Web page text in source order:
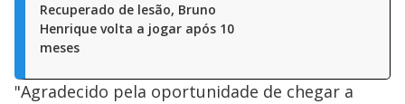
Recuperado de lesão, Bruno
Henrique volta a jogar após 10
meses
"Agradecido pela oportunidade de chegar a